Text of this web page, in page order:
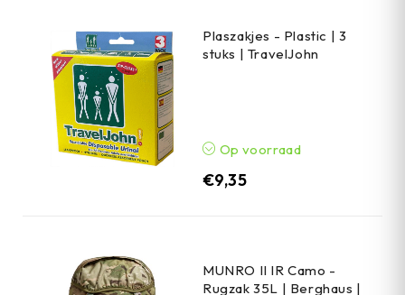
Plaszakjes - Plastic | 3
stuks | TravelJohn
Op voorraad
€9,35
MUNRO II IR Camo -
Rugzak 35L | Berghaus |